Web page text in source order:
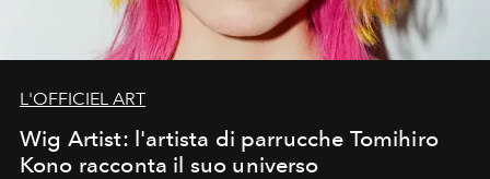
L'OFFICIEL ART
Wig Artist: l'artista di parrucche Tomihiro
Kono racconta il suo universo